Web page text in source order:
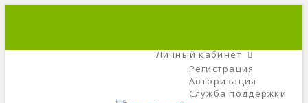
Личный кабинет
Регистрация
Авторизация
Служба поддержки